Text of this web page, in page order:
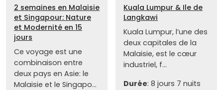
2 semaines en Malaisie
et Singapour: Nature
et Modernité en 15
jours
Ce voyage est une
combinaison entre
deux pays en Asie: le
Malaisie et le Singapo...
Kuala Lumpur & Ile de
Langkawi
Kuala Lumpur, l’une des
deux capitales de la
Malaisie, est le cœur
industriel, f...
Durée: 8 jours 7 nuits